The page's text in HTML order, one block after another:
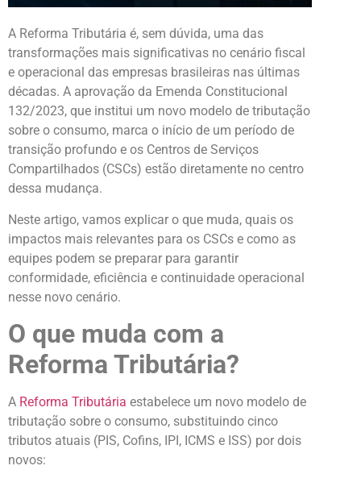
A Reforma Tributária é, sem dúvida, uma das
transformações mais significativas no cenário fiscal
e operacional das empresas brasileiras nas últimas
décadas. A aprovação da Emenda Constitucional
132/2023, que institui um novo modelo de tributação
sobre o consumo, marca o início de um período de
transição profundo e os Centros de Serviços
Compartilhados (CSCs) estão diretamente no centro
dessa mudança.
Neste artigo, vamos explicar o que muda, quais os
impactos mais relevantes para os CSCs e como as
equipes podem se preparar para garantir
conformidade, eficiência e continuidade operacional
nesse novo cenário.
O que muda com a
Reforma Tributária?
A Reforma Tributária estabelece um novo modelo de
tributação sobre o consumo, substituindo cinco
tributos atuais (PIS, Cofins, IPI, ICMS e ISS) por dois
novos: